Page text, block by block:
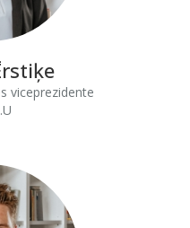
viceprezidente